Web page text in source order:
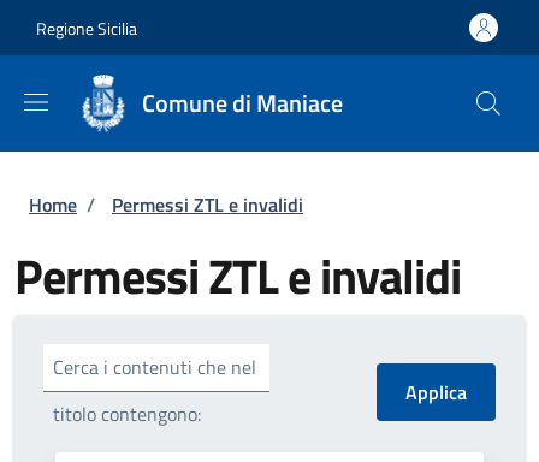
Regione Sicilia
Comune di Maniace
Briciole di pane
Home / Permessi ZTL e invalidi
Permessi ZTL e invalidi
Cerca i contenuti che nel
titolo contengono: